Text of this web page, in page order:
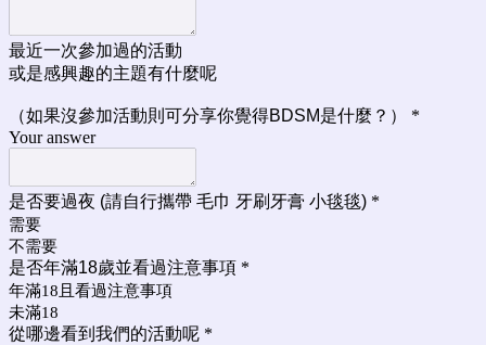
最近一次參加過的活動
或是感興趣的主題有什麼呢
（如果沒參加活動則 可分享你覺得BDSM是什麼？）
*
Your answer
是否要過夜 (請自行攜帶 毛巾 牙刷牙膏 小毯毯) *
需要
不需要
是否年滿18歲並看過注意事項 *
年滿18且看過注意事項
未滿18
從哪邊看到我們的活動呢 *